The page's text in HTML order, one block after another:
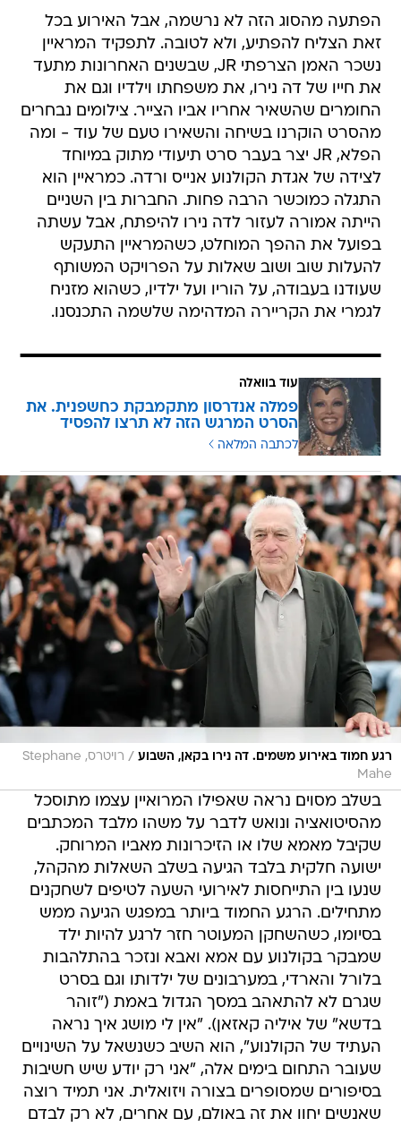
הפתעה מהסוג הזה לא נרשמה, אבל האירוע בכל
זאת הצליח להפתיע, ולא לטובה. לתפקיד המראיין
נשכר האמן הצרפתי JR, שבשנים האחרונות מתעד
את חייו של דה נירו, את משפחתו וילדיו וגם את
החומרים שהשאיר אחריו אביו הצייר. צילומים נבחרים
מהסרט הוקרנו בשיחה והשאירו טעם של עוד - ומה
הפלא, JR יצר בעבר סרט תיעודי מתוק במיוחד
לצידה של אגדת הקולנוע אנייס ורדה. כמראיין הוא
התגלה כמוכשר הרבה פחות. החברות בין השניים
הייתה אמורה לעזור לדה נירו להיפתח, אבל עשתה
בפועל את ההפך המוחלט, כשהמראיין התעקש
להעלות שוב ושוב שאלות על הפרויקט המשותף
שעודנו בעבודה, על הוריו ועל ילדיו, כשהוא מזניח
לגמרי את הקריירה המדהימה שלשמה התכנסנו.
עוד בוואלה
פמלה אנדרסון מתקמבקת כחשפנית. את
הסרט המרגש הזה לא תרצו להפסיד
לכתבה המלאה
רגע חמוד באירוע משמים. דה נירו בקאן, השבוע /
רויטרס, Stephane
Mahe
בשלב מסוים נראה שאפילו המרואיין עצמו מתוסכל
מהסיטואציה ונואש לדבר על משהו מלבד המכתבים
שקיבל מאמא שלו או הזיכרונות מאביו המרוחק.
ישועה חלקית בלבד הגיעה בשלב השאלות מהקהל,
שנעו בין התייחסות לאירועי השעה לטיפים לשחקנים
מתחילים. הרגע החמוד ביותר במפגש הגיעה ממש
בסיומו, כשהשחקן המעוטר חזר לרגע להיות ילד
שמבקר בקולנוע עם אמא ואבא ונזכר בהתלהבות
בלורל והארדי, במערבונים של ילדותו וגם בסרט
שגרם לא להתאהב במסך הגדול באמת ("זוהר
בדשא" של איליה קאזאן). "אין לי מושג איך נראה
העתיד של הקולנוע", הוא השיב כשנשאל על השינויים
שעובר התחום בימים אלה, "אני רק יודע שיש חשיבות
בסיפורים שמסופרים בצורה ויזואלית. אני תמיד רוצה
שאנשים יחוו את זה באולם, עם אחרים, לא רק לבדם